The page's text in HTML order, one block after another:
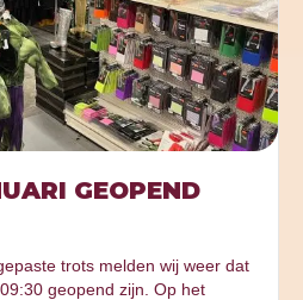
GEOPEND
trots melden wij weer dat
geopend zijn. Op het